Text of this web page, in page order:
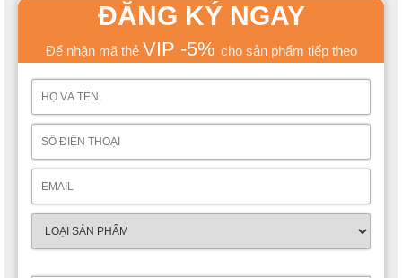
ĐĂNG KÝ NGAY
Để nhận mã thẻ VIP -5% cho sản phẩm tiếp theo